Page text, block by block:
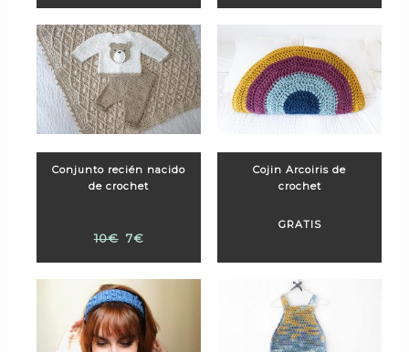
Conjunto recién nacido
de crochet
10€ 7€
Cojin Arcoiris de
crochet
GRATIS